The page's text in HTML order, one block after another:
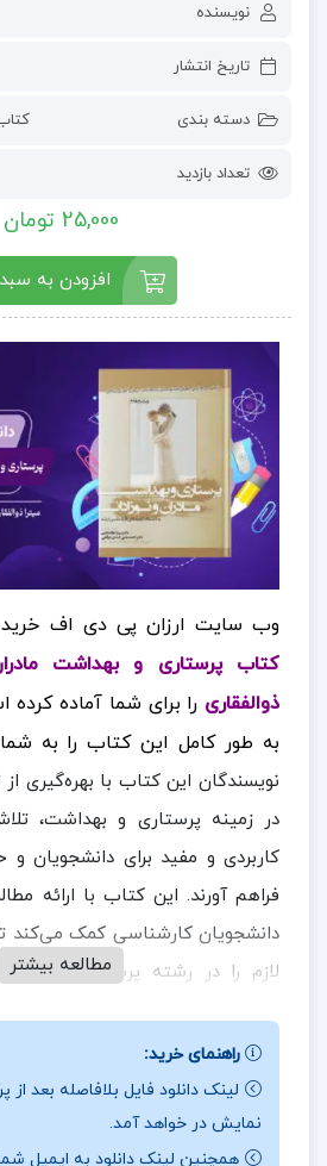
نویسنده
تاریخ انتشار
دسته بندی
تعداد بازدید
25,000 تومان
افزودن به
وب سایت ارزان پی دی اف
کتاب پرستاری و بهداشت
ذوالفقاری را برای شما آماده
به طور کامل این کتاب را به
نویسندگان این کتاب با بهره‌گیری
در زمینه پرستاری و بهداشت،
کاربردی و مفید برای دانشجویان و
فراهم آورند. این کتاب با ارائه
دانشجویان کارشناسی کمک می‌کند
لازم را در رشته پرستاری
بتوانند از آن بهره‌مند شوند و دانش
طور کلی، این کتاب به عنوان یک
زمینه پرستاری و بهداشت، می‌تواند
مطالعه بیشتر
راهنمای خرید:
لینک دانلود فایل بلافاصله بعد
نمایش در خواهد آمد.
همچنین لینک دانلود به ایمیل